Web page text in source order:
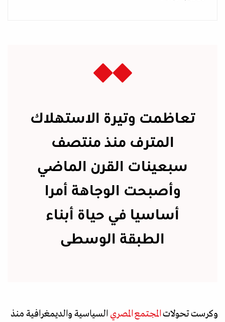
تعاظمت وتيرة الاستهلاك
المترف منذ منتصف
سبعينات القرن الماضي
وأصبحت الوجاهة أمرا
أساسيا في حياة أبناء
الطبقة الوسطى
وكرست تحولاتالمجتمع المصري السياسية والديمغرافية منذ